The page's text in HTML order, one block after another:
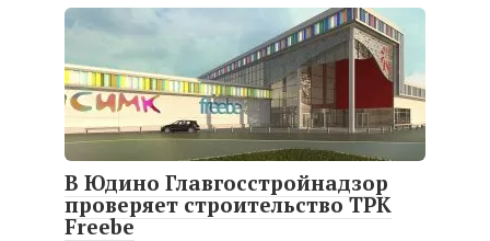
В Юдино Главгосстройнадзор
проверяет строительство ТРК
Freebe